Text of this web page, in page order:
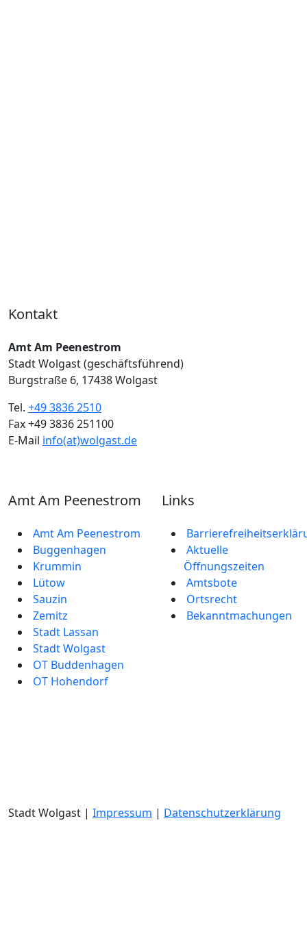
Kontakt
Amt Am Peenestrom
Stadt Wolgast (geschäftsführend)
Burgstraße 6, 17438 Wolgast
Tel. +49 3836 2510
Fax +49 3836 251100
E-Mail info(at)wolgast.de
Amt Am Peenestrom
Amt Am Peenestrom
Buggenhagen
Krummin
Lütow
Sauzin
Zemitz
Stadt Lassan
Stadt Wolgast
OT Buddenhagen
OT Hohendorf
Links
Aktuelle
Öffnungszeiten
Amtsbote
Ortsrecht
Bekannt­machungen
Stadt Wolgast | Impressum | Datenschutzerklärung